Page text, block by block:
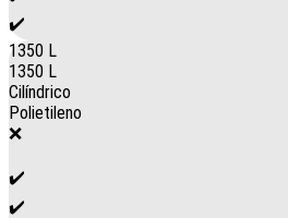
✔️
1350 L
1350 L
Cilíndrico
Polietileno
❌
✔️
✔️